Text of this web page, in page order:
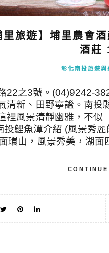
里旅遊】埔里農會
酒莊
彰化南投旅遊與
22之3號。(04)9242-
清新、田野寧謐。南
裡風景清靜幽雅，不似
鯉魚潭介紹 (風景秀
環山，風景秀美，湖